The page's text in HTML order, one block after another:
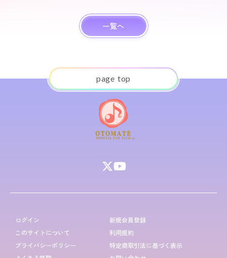
一覧へ
page top
ログイン
新規会員登録
このサイトについて
利用規約
プライバシーポリシー
特定商取引法に基づく表示